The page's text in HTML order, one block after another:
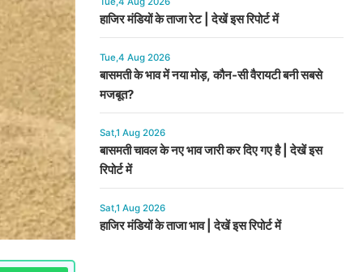
हाजिर मंडियों के ताजा रेट | देखें इस रिपोर्ट में
Tue,4 Aug 2026
बासमती के भाव में नया मोड़, कौन-सी वैरायटी बनी सबसे
मजबूत?
Sat,1 Aug 2026
बासमती चावल के नए भाव जारी कर दिए गए है | देखें इस
रिपोर्ट में
Sat,1 Aug 2026
हाजिर मंडियों के ताजा भाव | देखें इस रिपोर्ट में